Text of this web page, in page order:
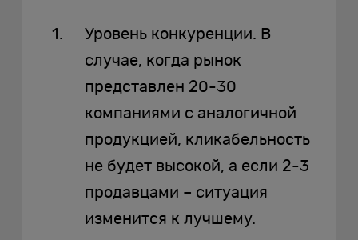
Уровень конкуренции. В
случае, когда рынок
представлен 20-30
компаниями с аналогичной
продукцией, кликабельность
не будет высокой, а если 2-3
продавцами – ситуация
изменится к лучшему.